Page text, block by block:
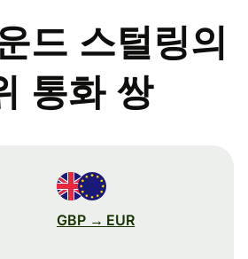
드 스털링의
통화 쌍
GBP → EUR